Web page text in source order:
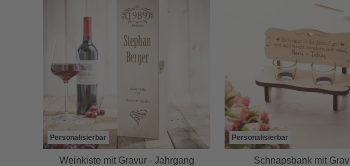
Personalisierbar
Weinkiste mit Gravur - Jahrgang
Personalisierbar
Schnapsbank mit